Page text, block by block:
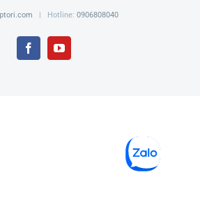
| Hotline: 0906808040
FacebookYouTube